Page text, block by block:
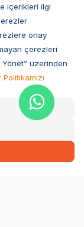
Hızlı Teslimat
içerikleri ilgi
onay
çerezleri
üzerinden